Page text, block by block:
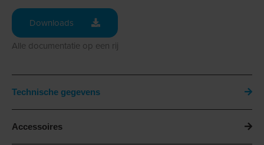
Downloads
Alle documentatie op een rij
Technische gegevens
Accessoires